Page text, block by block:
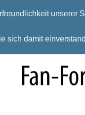
unserer
sich damit